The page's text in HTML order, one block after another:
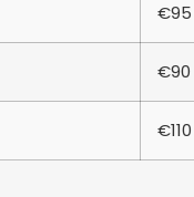
€95
€90
€110